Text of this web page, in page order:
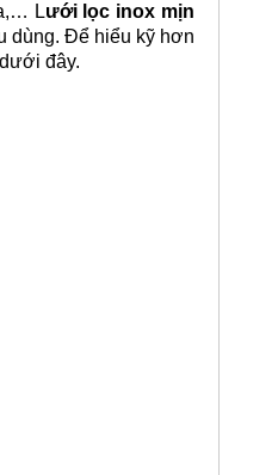
Lưới lọc inox mịn
dùng. Để hiểu kỹ hơn
đây.